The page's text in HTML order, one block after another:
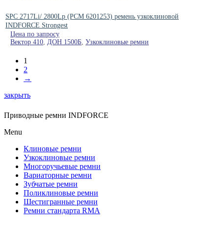
SPC 2717Li/ 2800Lp (PCM 6201253) ремень узкоклиновой
INDFORCE Strongest
Цена по запросу
Вектор 410 ДОН 1500Б Узкоклиновые ремни
1
2
→
закрыть
Приводные ремни INDFORCE
Menu
Клиновые ремни
Узкоклиновые ремни
Многоручьевые ремни
Вариаторные ремни
Зубчатые ремни
Поликлиновые ремни
Шестигранные ремни
Ремни стандарта RMA